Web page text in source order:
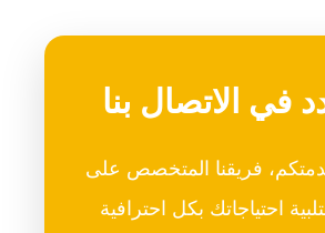
في الاتصال بنا
فريقنا المتخصص على
احتياجاتك بكل احترافية